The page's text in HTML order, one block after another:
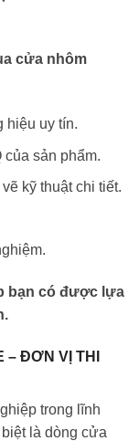
cửa nhôm
hiệu uy tín.
của sản phẩm.
kỹ thuật chi tiết.
bạn có được lựa
– ĐƠN VỊ THI
trong lĩnh
là dòng cửa